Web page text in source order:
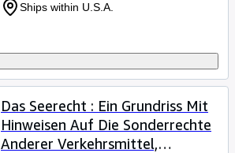
Ships within U.S.A.
Das Seerecht : Ein Grundriss Mit
Hinweisen Auf Die Sonderrechte
Anderer Verkehrsmittel,